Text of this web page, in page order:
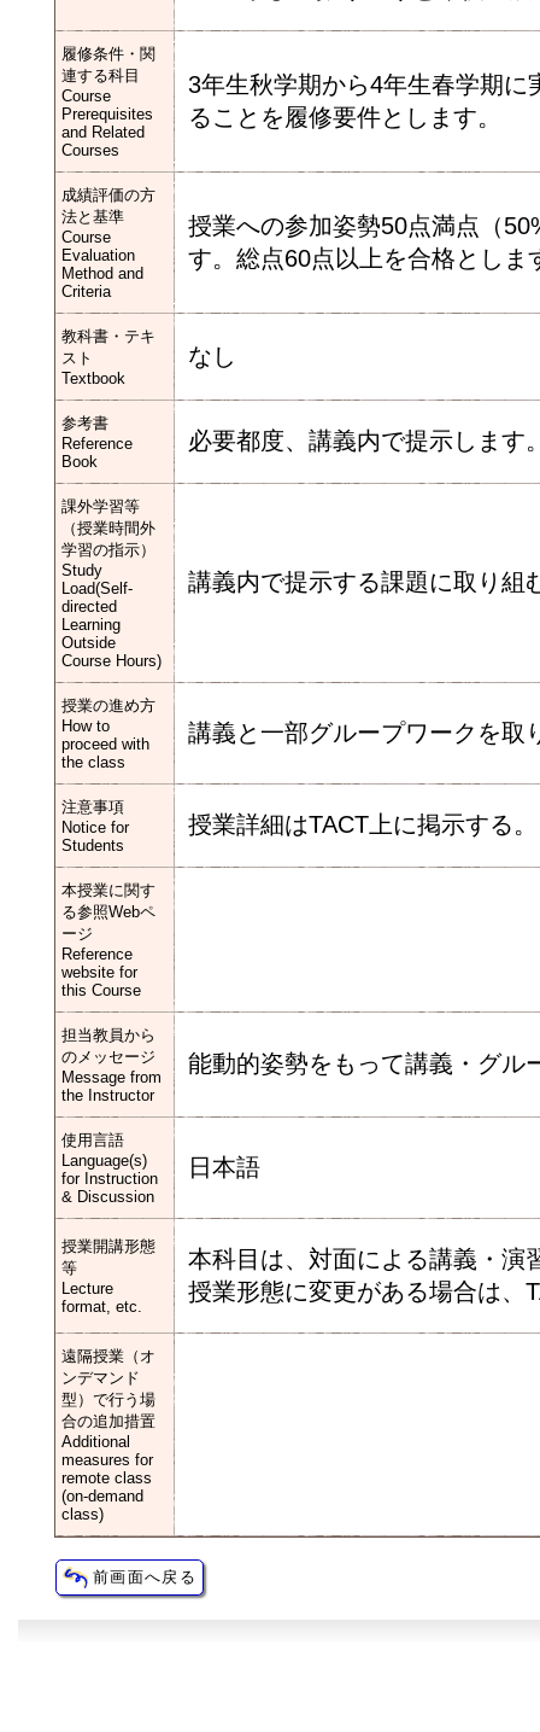
履修条件・関
連する科目
Course
Prerequisites
and Related
Courses
3年生秋学期から4年生春学期
ることを履修要件とします。
成績評価の方
法と基準
Course
Evaluation
Method and
Criteria
授業への参加姿勢50点満点（
す。総点60点以上を合格としま
教科書・テキ
スト
Textbook
なし
参考書
Reference
Book
必要都度、講義内で提示します
課外学習等
（授業時間外
学習の指示）
Study
Load(Self-
directed
Learning
Outside
Course Hours)
講義内で提示する課題に取り組
授業の進め方
How to
proceed with
the class
講義と一部グループワークを取
注意事項
Notice for
Students
授業詳細はTACT上に掲示する。
本授業に関す
る参照Webペ
ージ
Reference
website for
this Course
担当教員から
のメッセージ
Message from
the Instructor
能動的姿勢をもって講義・グル
使用言語
Language(s)
for Instruction
& Discussion
日本語
授業開講形態
等
Lecture
format, etc.
本科目は、対面による講義・演
授業形態に変更がある場合は、
遠隔授業（オ
ンデマンド
型）で行う場
合の追加措置
Additional
measures for
remote class
(on-demand
class)